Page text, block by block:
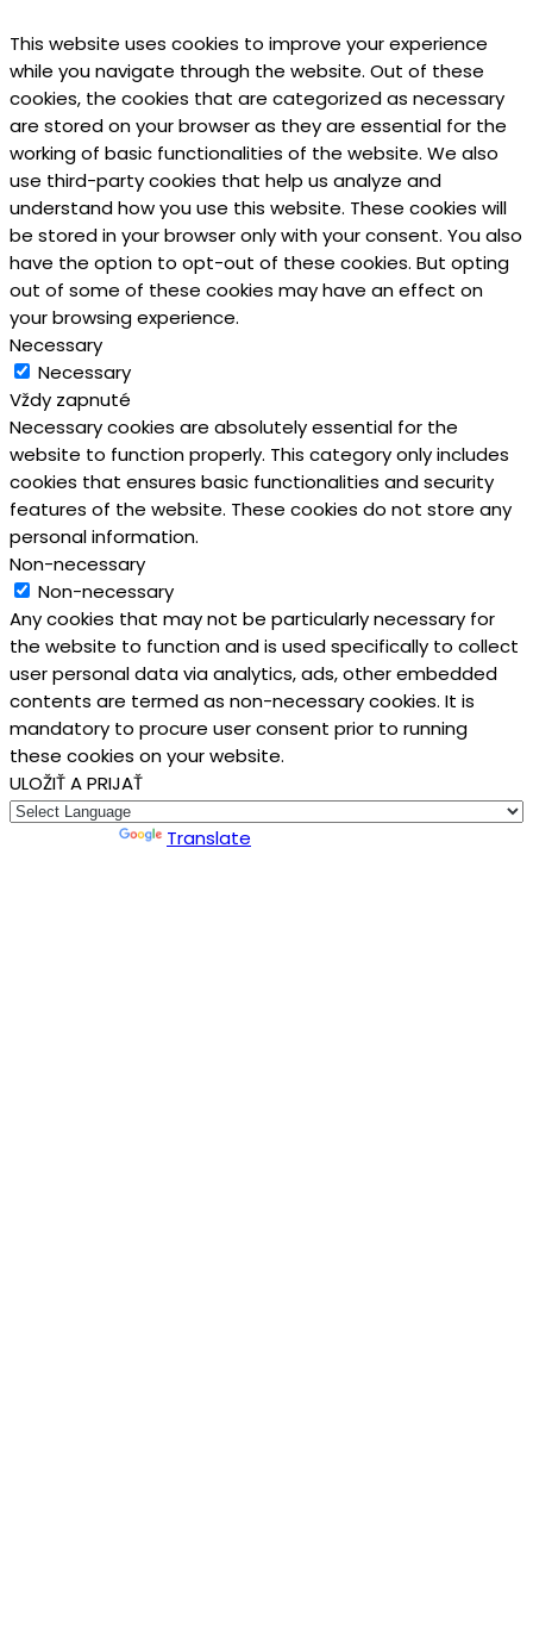
This website uses cookies to improve your experience
while you navigate through the website. Out of these
cookies, the cookies that are categorized as necessary
are stored on your browser as they are essential for the
working of basic functionalities of the website. We also
use third-party cookies that help us analyze and
understand how you use this website. These cookies will
be stored in your browser only with your consent. You also
have the option to opt-out of these cookies. But opting
out of some of these cookies may have an effect on
your browsing experience.
Necessary
Necessary
Vždy zapnuté
Necessary cookies are absolutely essential for the
website to function properly. This category only includes
cookies that ensures basic functionalities and security
features of the website. These cookies do not store any
personal information.
Non-necessary
Non-necessary
Any cookies that may not be particularly necessary for
the website to function and is used specifically to collect
user personal data via analytics, ads, other embedded
contents are termed as non-necessary cookies. It is
mandatory to procure user consent prior to running
these cookies on your website.
ULOŽIŤ A PRIJAŤ
Translate